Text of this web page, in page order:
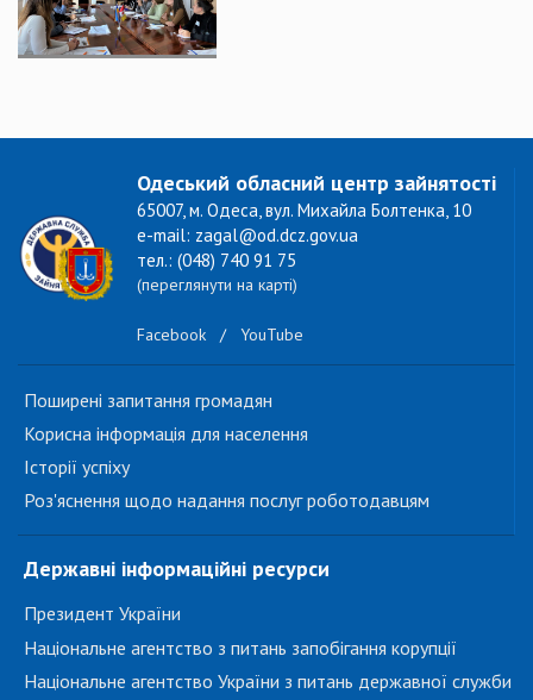
Одеський обласний центр зайнятості
65007, м. Одеса, вул. Михайла Болтенка, 10
e-mail: zagal@od.dcz.gov.ua
тел.: (048) 740 91 75
(переглянути на карті)
Facebook / YouTube
Поширені запитання громадян
Корисна інформація для населення
Історії успіху
Роз'яснення щодо надання послуг роботодавцям
Державні інформаційні ресурси
Президент України
Національне агентство з питань запобігання корупції
Національне агентство України з питань державної служби